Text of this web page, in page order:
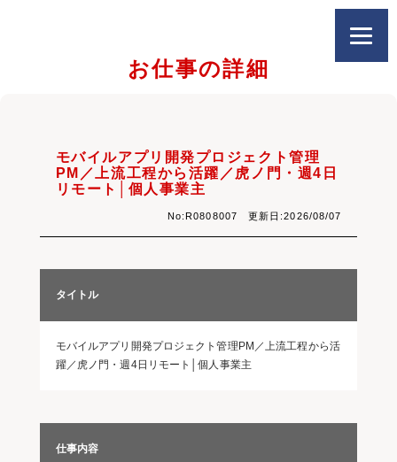
お仕事の詳細
モバイルアプリ開発プロジェクト管理
PM／上流工程から活躍／虎ノ門・週4日
リモート│個人事業主
No:R0808007 更新日:2026/08/07
タイトル
モバイルアプリ開発プロジェクト管理PM／上流工程から活
躍／虎ノ門・週4日リモート│個人事業主
仕事内容